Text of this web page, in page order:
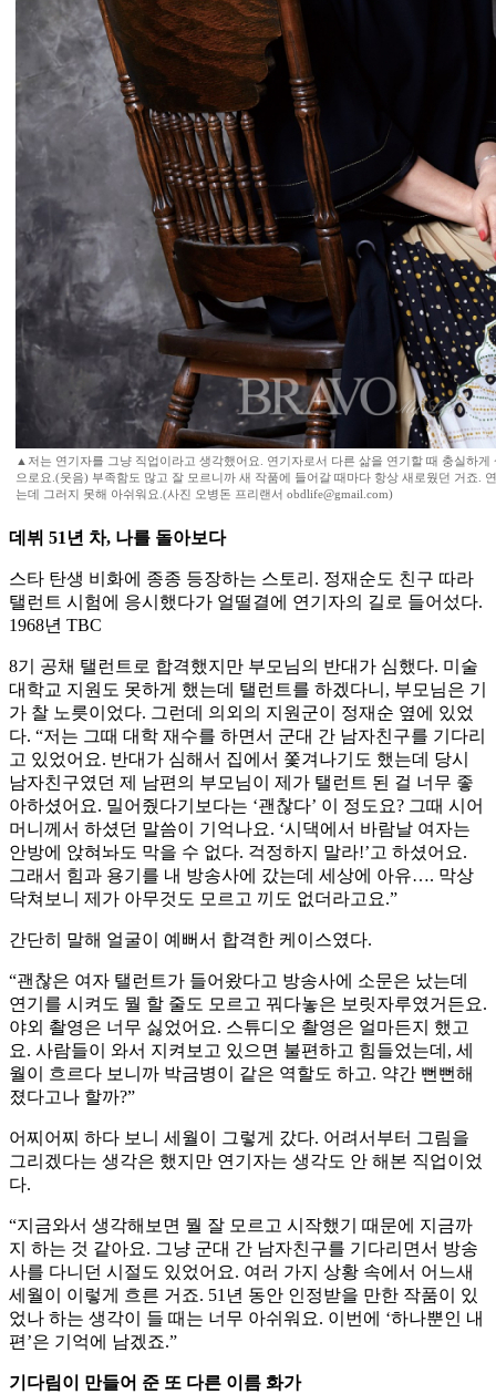
▲저는 연기자를 그냥 직업이라고 생각했어요. 연기자로서 다른 삶을 연기할 때 충실하게
으로요.(웃음) 부족함도 많고 잘 모르니까 새 작품에 들어갈 때마다 항상 새로웠던 거죠.
는데 그러지 못해 아쉬워요.(사진 오병돈 프리랜서 obdlife@gmail.com)
데뷔 51년 차, 나를 돌아보다
스타 탄생 비화에 종종 등장하는 스토리. 정재순도 친구 따라
탤런트 시험에 응시했다가 얼떨결에 연기자의 길로 들어섰다.
1968년 TBC
8기 공채 탤런트로 합격했지만 부모님의 반대가 심했다. 미술
대학교 지원도 못하게 했는데 탤런트를 하겠다니, 부모님은 기
가 찰 노릇이었다. 그런데 의외의 지원군이 정재순 옆에 있었
다. “저는 그때 대학 재수를 하면서 군대 간 남자친구를 기다리
고 있었어요. 반대가 심해서 집에서 쫓겨나기도 했는데 당시
남자친구였던 제 남편의 부모님이 제가 탤런트 된 걸 너무 좋
아하셨어요. 밀어줬다기보다는 ‘괜찮다’ 이 정도요? 그때 시어
머니께서 하셨던 말씀이 기억나요. ‘시댁에서 바람날 여자는
안방에 앉혀놔도 막을 수 없다. 걱정하지 말라!’고 하셨어요.
그래서 힘과 용기를 내 방송사에 갔는데 세상에 아유…. 막상
닥쳐보니 제가 아무것도 모르고 끼도 없더라고요.”
간단히 말해 얼굴이 예뻐서 합격한 케이스였다.
“괜찮은 여자 탤런트가 들어왔다고 방송사에 소문은 났는데
연기를 시켜도 뭘 할 줄도 모르고 꿔다놓은 보릿자루였거든요.
야외 촬영은 너무 싫었어요. 스튜디오 촬영은 얼마든지 했고
요. 사람들이 와서 지켜보고 있으면 불편하고 힘들었는데, 세
월이 흐르다 보니까 박금병이 같은 역할도 하고. 약간 뻔뻔해
졌다고나 할까?”
어찌어찌 하다 보니 세월이 그렇게 갔다. 어려서부터 그림을
그리겠다는 생각은 했지만 연기자는 생각도 안 해본 직업이었
다.
“지금와서 생각해보면 뭘 잘 모르고 시작했기 때문에 지금까
지 하는 것 같아요. 그냥 군대 간 남자친구를 기다리면서 방송
사를 다니던 시절도 있었어요. 여러 가지 상황 속에서 어느새
세월이 이렇게 흐른 거죠. 51년 동안 인정받을 만한 작품이 있
었나 하는 생각이 들 때는 너무 아쉬워요. 이번에 ‘하나뿐인 내
편’은 기억에 남겠죠.”
기다림이 만들어 준 또 다른 이름 화가